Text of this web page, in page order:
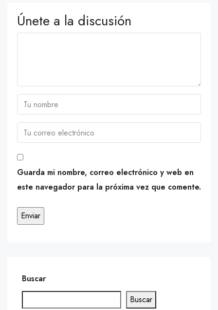
Únete a la discusión
Guarda mi nombre, correo electrónico y web en
este navegador para la próxima vez que comente.
Buscar
Buscar